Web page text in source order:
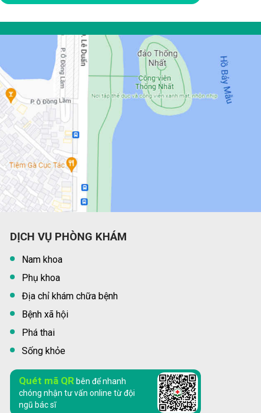
DỊCH VỤ PHÒNG KHÁM
Nam khoa
Phụ khoa
Địa chỉ khám chữa bệnh
Bệnh xã hội
Phá thai
Sống khỏe
Quét mã QR bên để nhanh
chóng nhận tư vấn online từ đội
ngũ bác sĩ